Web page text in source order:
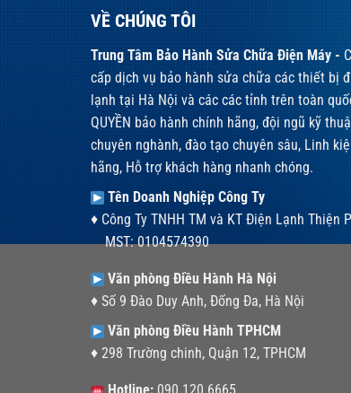
VỀ CHÚNG TÔI
Trung Tâm Bảo Hành Sửa Chữa Điện Máy -
cấp dịch vụ bảo hành sửa chữa các thiết bị
lạnh tại Hà Nội và các các tỉnh trên toàn
QUYỀN bảo hành chính hãng, đội ngũ kỹ
chuyên nghành, đào tạo chuyên sâu, Linh
hãng, Hỗ trợ khách hàng nhanh chóng.
Tên Doanh Nghiệp Công Ty
♦ Công Ty TNHH TM và KT Điện Lạnh Thiện
MST: 0104574390
Văn phòng Điều Hành Hà Nội
♦ Số 9 Đào Duy Anh, Đống Đa, Hà Nội
Văn phòng Điều Hành TPHCM
♦ 298 Trường chinh, Quận 12, TPHCM
Hotline:090.120.6665